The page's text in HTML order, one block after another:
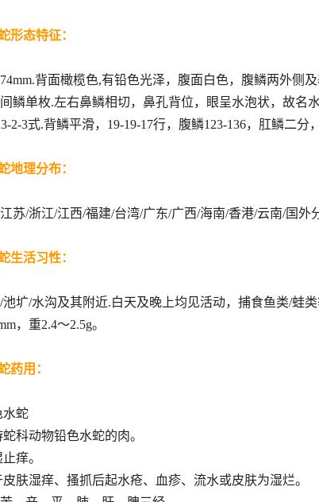
态特征：
背面橄榄色,有铅色光泽，腹面白色，腹鳞两外侧
鳞单枚.左右鼻鳞相切，鼻孔背位，眼呈水泡状，故
2-3式.背鳞平滑，19-19-17行，腹鳞123-136，肛鳞二分
理分布：
/浙江/江西/福建/台湾/广东/广西/海南/香港/云南/国外
活习性：
圹/水沟及其附近.白天及晚上均见活动，捕食鱼类/蛙
，重2.4～2.5g。
药用：
蛇
科动物铅色水蛇的肉。
痒。
肤湿痒、搔抓后起水疮、血疹、流水或皮肤为湿烂。